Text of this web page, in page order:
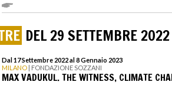
DEL 29 SETTEMBRE 2022
Dal 17 Settembre 2022 al 8 Gennaio 2023
MILANO | FONDAZIONE SOZZANI
MAX VADUKUL. THE WITNESS, CLIMATE